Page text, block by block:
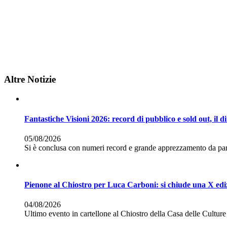
Altre Notizie
Fantastiche Visioni 2026: record di pubblico e sold out, il
05/08/2026
Si è conclusa con numeri record e grande apprezzamento da
Pienone al Chiostro per Luca Carboni: si chiude una X
04/08/2026
Ultimo evento in cartellone al Chiostro della Casa delle